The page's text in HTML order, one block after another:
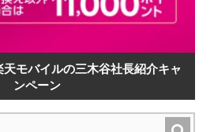
モバイルの三木谷社長紹介キャ
ンペーン